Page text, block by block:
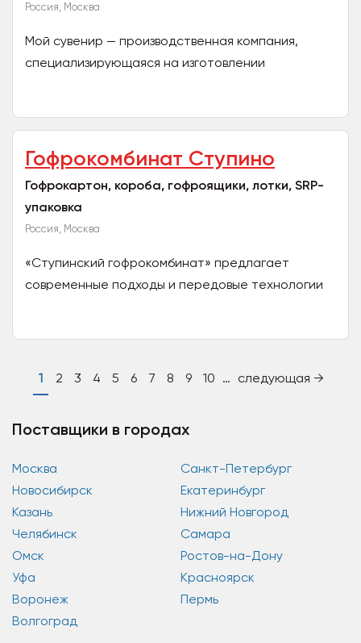
Россия, Москва
Мой сувенир — производственная компания,
специализирующаяся на изготовлении
Гофрокомбинат Ступино
Гофрокартон, короба, гофроящики, лотки, SRP-
упаковка
Россия, Москва
«Ступинский гофрокомбинат» предлагает
современные подходы и передовые технологии
1 2 3 4 5 6 7 8 9 10 … следующая →
Поставщики в городах
Москва
Санкт-Петербург
Новосибирск
Екатеринбург
Казань
Нижний Новгород
Челябинск
Самара
Омск
Ростов-на-Дону
Уфа
Красноярск
Воронеж
Пермь
Волгоград